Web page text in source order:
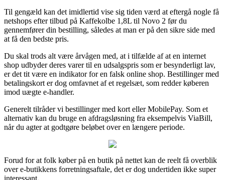
Til gengæld kan det imidlertid vise sig tiden værd at eftergå nogle få
netshops efter tilbud på Kaffekolbe 1,8L til Novo 2 før du
gennemfører din bestilling, således at man er på den sikre side med
at få den bedste pris.
Du skal trods alt være årvågen med, at i tilfælde af at en internet
shop udbyder deres varer til en udsalgspris som er besynderligt lav,
er det tit være en indikator for en falsk online shop. Bestillinger med
betalingskort er dog omfavnet af et regelsæt, som redder køberen
imod uægte e-handler.
Generelt tilråder vi bestillinger med kort eller MobilePay. Som et
alternativ kan du bruge en afdragsløsning fra eksempelvis ViaBill,
når du agter at godtgøre beløbet over en længere periode.
Forud for at folk køber på en butik på nettet kan de reelt få overblik
over e-butikkens forretningsaftale, det er dog undertiden ikke super
interessant.